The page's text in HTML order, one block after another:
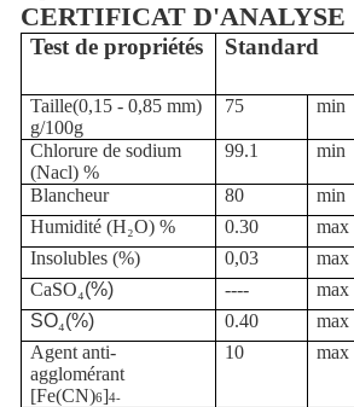
CERTIFICAT D'ANALYSE
Test de propriétés Standard
Taille(0,15 - 0,85 mm)
g/100g
75 min
Chlorure de sodium
(Nacl) %
99.1 min
Blancheur 80 min
Humidité (H₂O) % 0.30 max
Insolubles (%)
0,03 max
CaSO₄(%) ---- max
SO₄(%) 0.40 max
Agent anti-
agglomérant
[Fe(CN)6]4-
10 max